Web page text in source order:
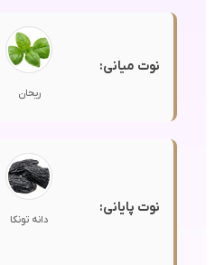
نوت میانی:
ریحان
نوت پایانی:
دانه تونکا